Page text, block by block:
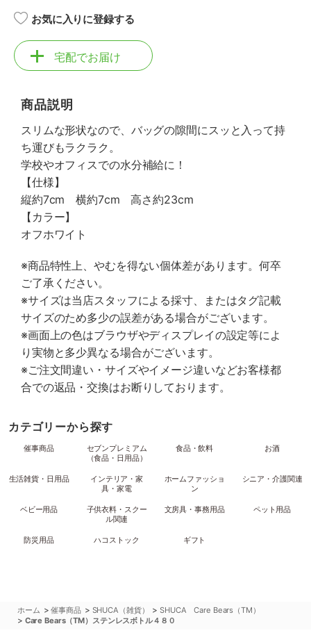
お気に入りに登録する
宅配でお届け
商品説明
スリムな形状なので、バッグの隙間にスッと入って持
ち運びもラクラク。
学校やオフィスでの水分補給に！
【仕様】
縦約7cm 横約7cm 高さ約23cm
【カラー】
オフホワイト
※商品特性上、やむを得ない個体差があります。何卒
ご了承ください。
※サイズは当店スタッフによる採寸、またはタグ記載
サイズのため多少の誤差がある場合がございます。
※画面上の色はブラウザやディスプレイの設定等によ
り実物と多少異なる場合がございます。
※ご注文間違い・サイズやイメージ違いなどお客様都
合での返品・交換はお断りしております。
カテゴリーから探す
催事商品
セブンプレミアム
（食品・日用品）
食品・飲料 お酒
生活雑貨・日用品
インテリア・家
具・家電
ホームファッショ
ン
シニア・介護関連
ベビー用品
子供衣料・スクー
ル関連
文房具・事務用品 ペット用品
防災用品 ハコストック ギフト
ホーム >催事商品 > SHUCA（雑貨） >SHUCA Care Bears（TM）
> Care Bears（TM）ステンレスボトル４８０